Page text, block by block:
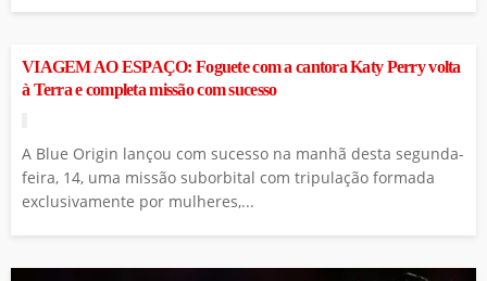
VIAGEM AO ESPAÇO: Foguete com a cantora Katy Perry volta
à Terra e completa missão com sucesso
A Blue Origin lançou com sucesso na manhã desta segunda-
feira, 14, uma missão suborbital com tripulação formada
exclusivamente por mulheres,...